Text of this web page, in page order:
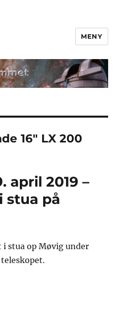
MENY
16″ LX 200
april 2019 –
stua på
stua op Møvig under